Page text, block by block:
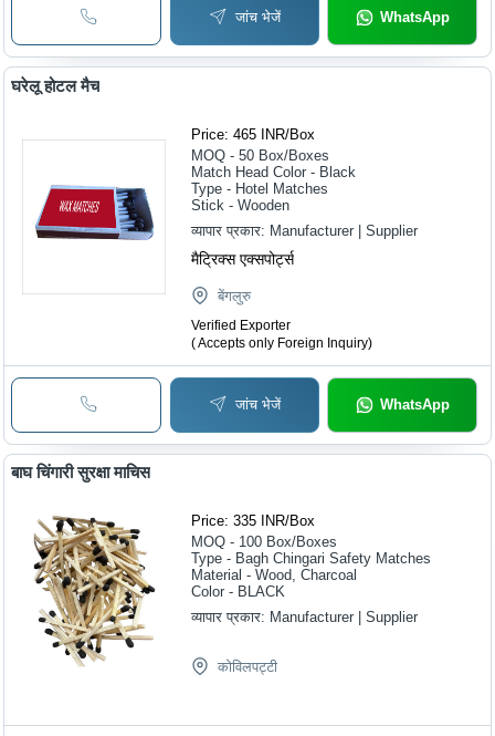
जांच भेजें WhatsApp
घरेलू होटल मैच
Price: 465 INR/Box
MOQ - 50 Box/Boxes
Match Head Color - Black
Type - Hotel Matches
Stick - Wooden
व्यापार प्रकार: Manufacturer | Supplier
मैट्रिक्स एक्सपोर्ट्स
बेंगलुरु
Verified Exporter
( Accepts only Foreign Inquiry)
जांच भेजें WhatsApp
बाघ चिंगारी सुरक्षा माचिस
Price: 335 INR/Box
MOQ - 100 Box/Boxes
Type - Bagh Chingari Safety Matches
Material - Wood, Charcoal
Color - BLACK
व्यापार प्रकार: Manufacturer | Supplier
कोविलपट्टी